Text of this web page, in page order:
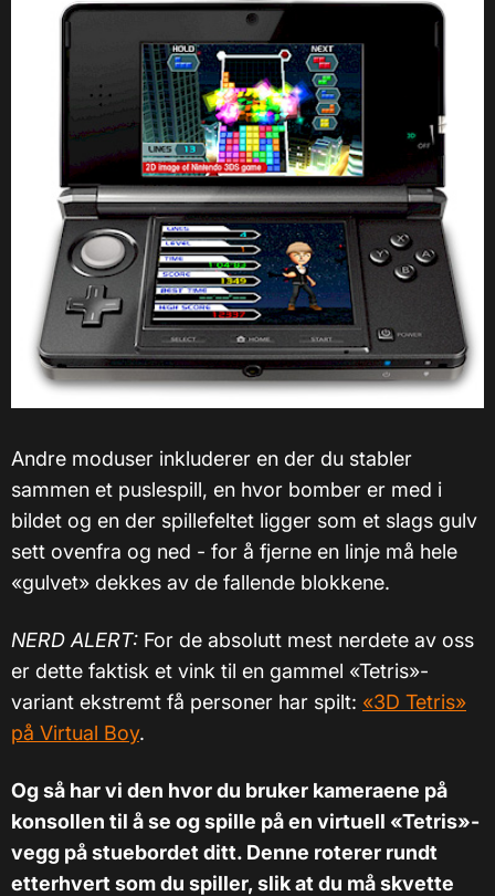
Andre moduser inkluderer en der du stabler
sammen et puslespill, en hvor bomber er med i
bildet og en der spillefeltet ligger som et slags gulv
sett ovenfra og ned - for å fjerne en linje må hele
«gulvet» dekkes av de fallende blokkene.
NERD ALERT: For de absolutt mest nerdete av oss
er dette faktisk et vink til en gammel «Tetris»-
variant ekstremt få personer har spilt: «3D Tetris»
på Virtual Boy.
Og så har vi den hvor du bruker kameraene på
konsollen til å se og spille på en virtuell «Tetris»-
vegg på stuebordet ditt. Denne roterer rundt
etterhvert som du spiller, slik at du må skvette